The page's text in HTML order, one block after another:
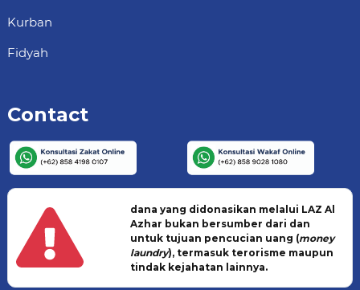
Kurban
Fidyah
Contact
dana yang didonasikan melalui LAZ Al
Azhar bukan bersumber dari dan
untuk tujuan pencucian uang (money
laundry), termasuk terorisme maupun
tindak kejahatan lainnya.